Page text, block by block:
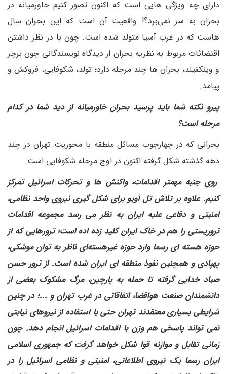
دارای چه ویژگی هایی است که اکنون تصور کنیم خاورمیانه در
بحران به سر نمی‌برد؟! واقعیت آن است که این بحران سال
هاست که در غرب آسیا متولد شده است. چون با در نظر داشتن
اقتضائات مربوط به نظریه بحران از دیدگاه نویسندگانی چون برچر
و وینکفیلد، بحران ها چند مرحله دارد؛ تولد، شکوفایی، فروکش و
پیامد.
پیرو نکته شما باید پرسید بحران خاورمیانه از دید شما در کدام
مرحله است؟
بحرانی که در چهارچوب مسائل منطقه با محوریت تهران در چند
دهه گذشته شکل گرفته اکنون در اوج مرحله شکوفایی است.
روی جنبه مهمتر اقدامات، واکنش ها و تحرکات اسرائیل تمرکز
کنیم. علاوه بر تلاش تل آویو برای شکل گیری نیروی واحد نظامی،
امنیتی و دفاعی علیه ایران به نظر می رسد مجموعه اقدامات
تروریستی را هم در خاک ایران کلید زده اده است؛ ترورهایی که از
حوزه هسته ای رسما وارد حوزه غیرهسته‌ای ناظر به توان موشکی،
پهپادی و همچنین نفوذ منطقه ای ایران شده است. از ترور حسن
صیاد خدایی گرفته تا حمله به پارچین، مرگ مشکوک بعضی از
دانشمندان صنعت هوافضا، اتفاقاتی در غرب تهران و ...؛ در چنین
شرایطی بسیاری معتقدند تهران حتی با استفاده از نیروهای نیابتی
نمی تواند پاسخی هم وزن با اقدامات اسرائیل انجام دهد. چون
زمانی تقابل و موازنه قوا شکل خواهد گرفت که جمهوری اسلامی
ایران رسما یک نیروی اطلاعاتی، امنیتی و نظامی اسرائیل را در